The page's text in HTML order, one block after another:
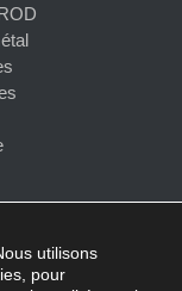
utilisons
pour